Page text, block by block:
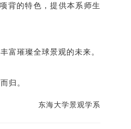
背的特色，提供本系师生
富璀璨全球景观的未来。
归。
东海大学景观学系